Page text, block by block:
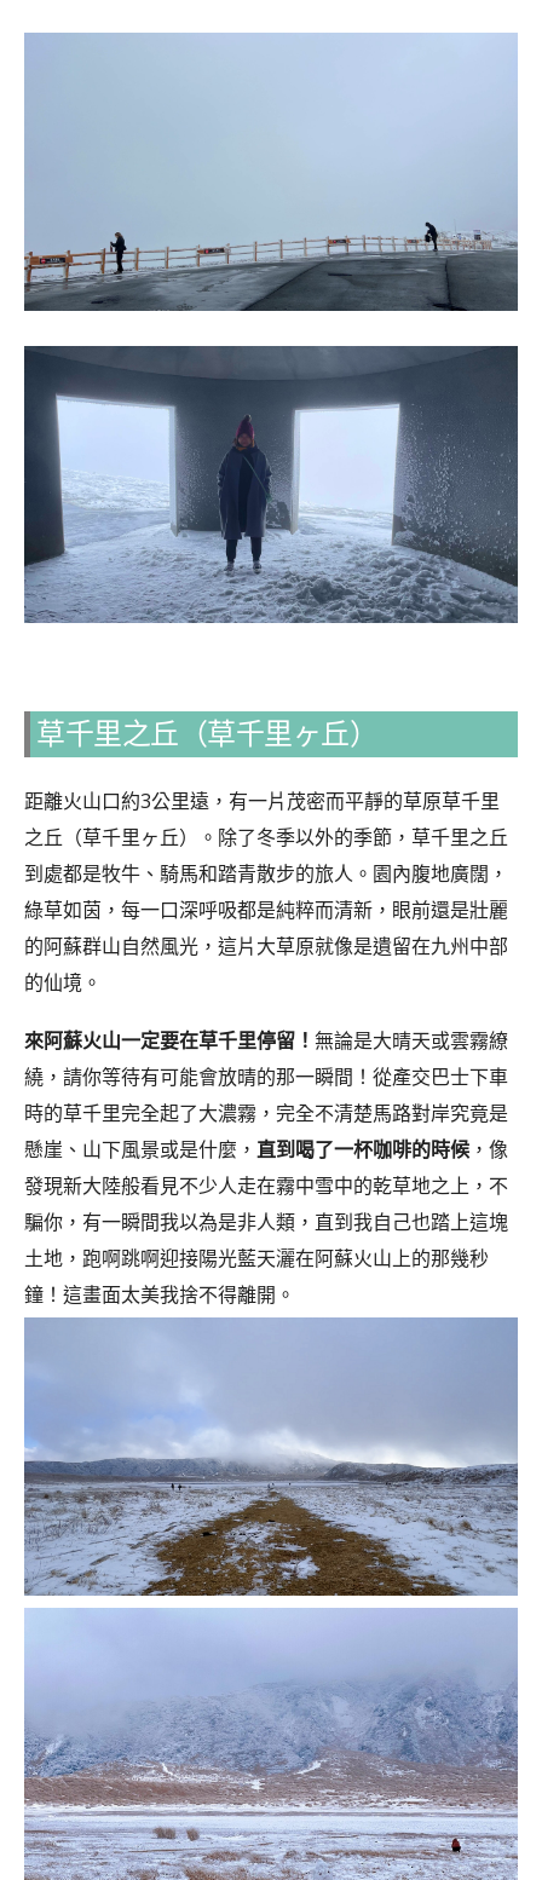
草千里之丘（草千里ヶ丘）
距離火山口約3公里遠，有一片茂密而平靜的草原草千里
之丘（草千里ヶ丘）。除了冬季以外的季節，草千里之丘
到處都是牧牛、騎馬和踏青散步的旅人。園內腹地廣闊，
綠草如茵，每一口深呼吸都是純粹而清新，眼前還是壯麗
的阿蘇群山自然風光，這片大草原就像是遺留在九州中部
的仙境。
來阿蘇火山一定要在草千里停留！ 無論是大晴天或雲霧繚
繞，請你等待有可能會放晴的那一瞬間！從產交巴士下車
時的草千里完全起了大濃霧，完全不清楚馬路對岸究竟是
懸崖、山下風景或是什麼， 直到喝了一杯咖啡的時候 ，像
發現新大陸般看見不少人走在霧中雪中的乾草地之上，不
騙你，有一瞬間我以為是非人類，直到我自己也踏上這塊
土地，跑啊跳啊迎接陽光藍天灑在阿蘇火山上的那幾秒
鐘！這畫面太美我捨不得離開。